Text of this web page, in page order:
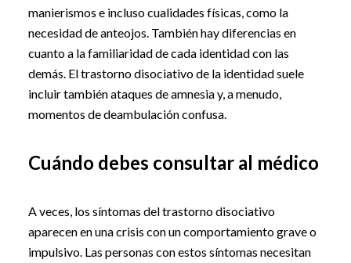
manierismos e incluso cualidades físicas, como la
necesidad de anteojos. También hay diferencias en
cuanto a la familiaridad de cada identidad con las
demás. El trastorno disociativo de la identidad suele
incluir también ataques de amnesia y, a menudo,
momentos de deambulación confusa.
Cuándo debes consultar al médico
A veces, los síntomas del trastorno disociativo
aparecen en una crisis con un comportamiento grave o
impulsivo. Las personas con estos síntomas necesitan